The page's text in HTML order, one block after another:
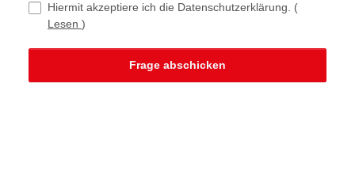
Hiermit akzeptiere ich die Datenschutzerklärung. (
Lesen )
Frage abschicken